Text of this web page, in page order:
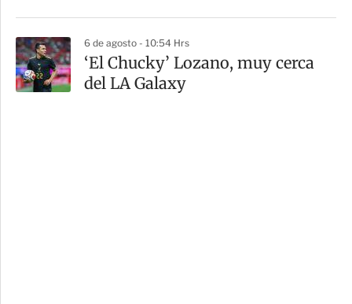
6 de agosto - 10:54 Hrs
‘El Chucky’ Lozano, muy cerca
del LA Galaxy